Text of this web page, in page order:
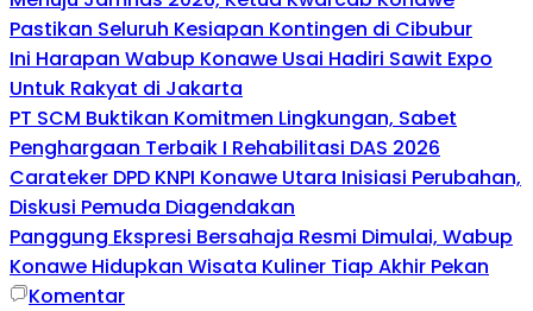
Pastikan Seluruh Kesiapan Kontingen di Cibubur
Ini Harapan Wabup Konawe Usai Hadiri Sawit Expo
Untuk Rakyat di Jakarta
PT SCM Buktikan Komitmen Lingkungan, Sabet
Penghargaan Terbaik I Rehabilitasi DAS 2026
Carateker DPD KNPI Konawe Utara Inisiasi Perubahan,
Diskusi Pemuda Diagendakan
Panggung Ekspresi Bersahaja Resmi Dimulai, Wabup
Konawe Hidupkan Wisata Kuliner Tiap Akhir Pekan
Komentar